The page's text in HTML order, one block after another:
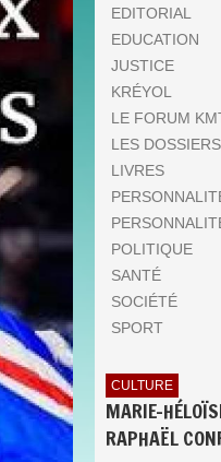
EDITORIAL
EDUCATION
JUSTICE
KRÉYOL
LE FORUM
LES DOSSIERS
LIVRES
POLITIQUE
SANTÉ
SOCIÉTÉ
SPORT
CULTURE
MARIE-
RAPHAËL